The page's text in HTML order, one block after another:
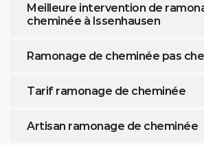
Meilleure intervention de
cheminée à Issenhausen
Ramonage de cheminée pas
Tarif ramonage de cheminée
Artisan ramonage de cheminée